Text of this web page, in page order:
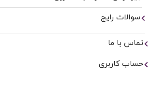
سوالات رایج
تماس با ما
حساب کاربری